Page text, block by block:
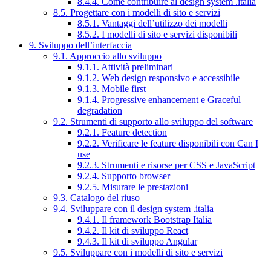
8.5. Progettare con i modelli di sito e servizi
8.5.1. Vantaggi dell’utilizzo dei modelli
8.5.2. I modelli di sito e servizi disponibili
9. Sviluppo dell’interfaccia
9.1. Approccio allo sviluppo
9.1.1. Attività preliminari
9.1.2. Web design responsivo e accessibile
9.1.3. Mobile first
9.1.4. Progressive enhancement e Graceful
degradation
9.2. Strumenti di supporto allo sviluppo del software
9.2.1. Feature detection
9.2.2. Verificare le feature disponibili con Can I
use
9.2.3. Strumenti e risorse per CSS e JavaScript
9.2.4. Supporto browser
9.2.5. Misurare le prestazioni
9.3. Catalogo del riuso
9.4. Sviluppare con il design system .italia
9.4.1. Il framework Bootstrap Italia
9.4.2. Il kit di sviluppo React
9.4.3. Il kit di sviluppo Angular
9.5. Sviluppare con i modelli di sito e servizi